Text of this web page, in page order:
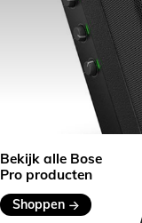
Bekijk alle Bose
Pro producten
Shoppen